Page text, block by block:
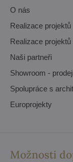
O nás
Realizace
Realizace
Naši partneři
Showroom -
Spolupráce s
Europrojekty
Možnosti